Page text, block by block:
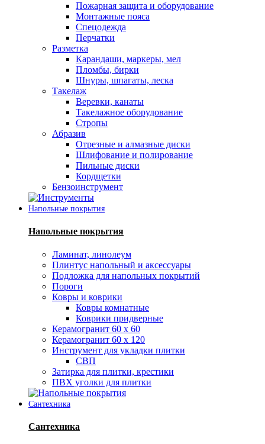
Пожарная защита и оборудование
Монтажные пояса
Спецодежда
Перчатки
Разметка
Карандаши, маркеры, мел
Пломбы, бирки
Шнуры, шпагаты, леска
Такелаж
Веревки, канаты
Такелажное оборудование
Стропы
Абразив
Отрезные и алмазные диски
Шлифование и полирование
Пильные диски
Кордщетки
Бензоинструмент
Напольные покрытия
Напольные покрытия
Ламинат, линолеум
Плинтус напольный и аксессуары
Подложка для напольных покрытий
Пороги
Ковры и коврики
Ковры комнатные
Коврики придверные
Керамогранит 60 х 60
Керамогранит 60 х 120
Инструмент для укладки плитки
СВП
Затирка для плитки, крестики
ПВХ уголки для плитки
Сантехника
Сантехника